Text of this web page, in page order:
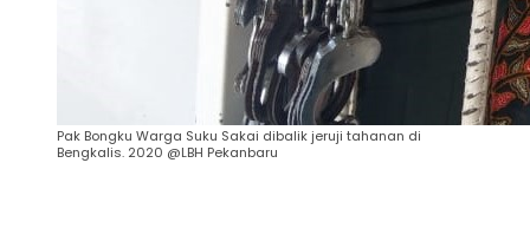
Pak Bongku Warga Suku Sakai dibalik jeruji tahanan di
Bengkalis. 2020 @LBH Pekanbaru